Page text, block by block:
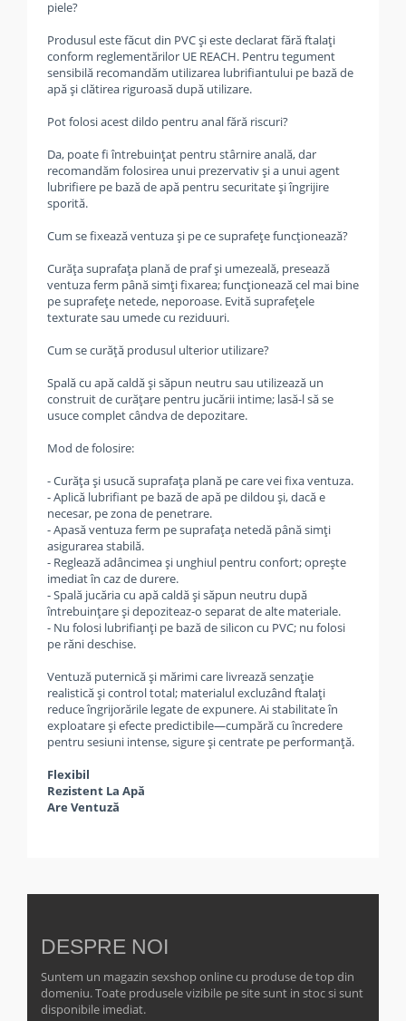
piele?
Produsul este făcut din PVC și este declarat fără ftalați
conform reglementărilor UE REACH. Pentru tegument
sensibilă recomandăm utilizarea lubrifiantului pe bază de
apă și clătirea riguroasă după utilizare.
Pot folosi acest dildo pentru anal fără riscuri?
Da, poate fi întrebuințat pentru stârnire anală, dar
recomandăm folosirea unui prezervativ și a unui agent
lubrifiere pe bază de apă pentru securitate și îngrijire
sporită.
Cum se fixează ventuza și pe ce suprafețe funcționează?
Curăța suprafața plană de praf și umezeală, presează
ventuza ferm până simți fixarea; funcționează cel mai bine
pe suprafețe netede, neporoase. Evită suprafețele
texturate sau umede cu reziduuri.
Cum se curăță produsul ulterior utilizare?
Spală cu apă caldă și săpun neutru sau utilizează un
construit de curățare pentru jucării intime; lasă-l să se
usuce complet cândva de depozitare.
Mod de folosire:
- Curăța și usucă suprafața plană pe care vei fixa ventuza.
- Aplică lubrifiant pe bază de apă pe dildou și, dacă e
necesar, pe zona de penetrare.
- Apasă ventuza ferm pe suprafața netedă până simți
asigurarea stabilă.
- Reglează adâncimea și unghiul pentru confort; oprește
imediat în caz de durere.
- Spală jucăria cu apă caldă și săpun neutru după
întrebuințare și depoziteaz-o separat de alte materiale.
- Nu folosi lubrifianți pe bază de silicon cu PVC; nu folosi
pe răni deschise.
Ventuză puternică și mărimi care livrează senzație
realistică și control total; materialul excluzând ftalați
reduce îngrijorările legate de expunere. Ai stabilitate în
exploatare și efecte predictibile—cumpără cu încredere
pentru sesiuni intense, sigure și centrate pe performanță.
Flexibil
Rezistent La Apă
Are Ventuză
DESPRE NOI
Suntem un magazin sexshop online cu produse de top din
domeniu. Toate produsele vizibile pe site sunt in stoc si sunt
disponibile imediat.